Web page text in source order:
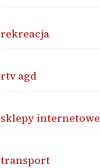
rekreacja
rtv agd
sklepy internetowe
transport